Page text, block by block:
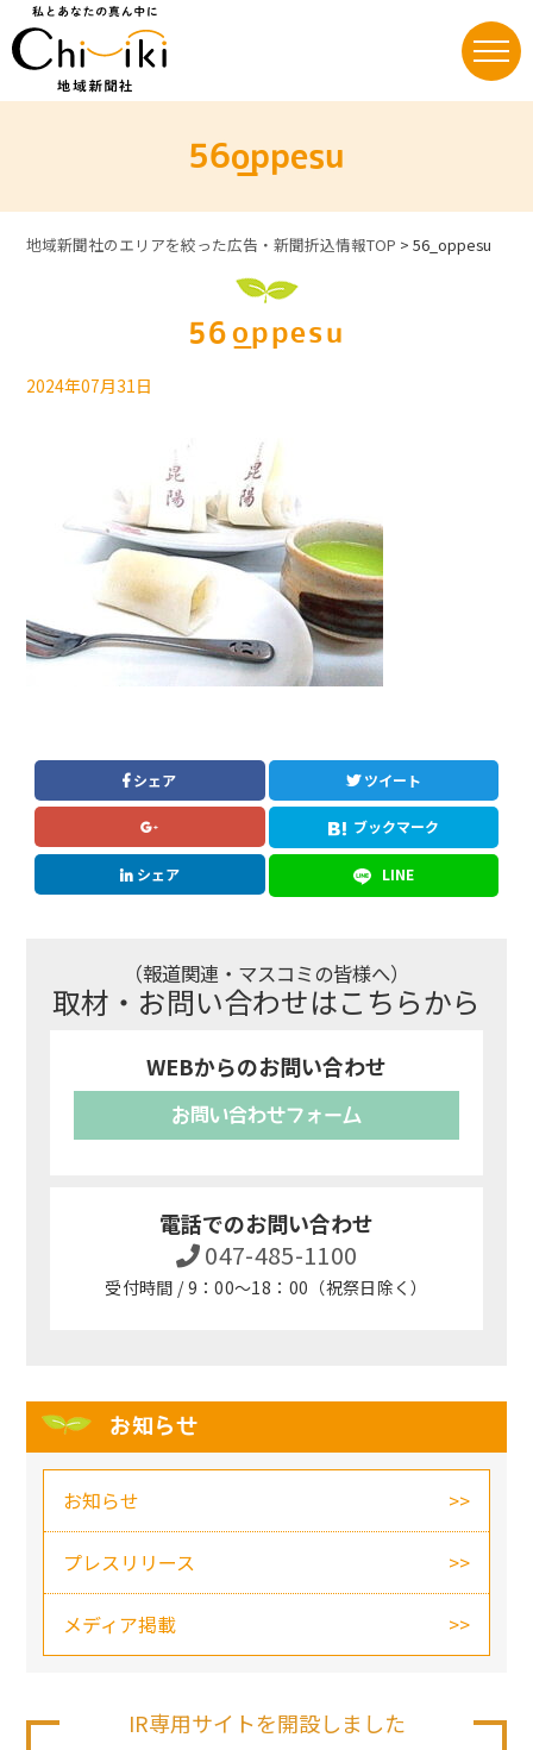
56_oppesu
地域新聞社のエリアを絞った広告・新聞折込情報TOP >56_oppesu
56_oppesu
2024年07月31日
シェア ツイート
ブックマーク
シェア LINE
（報道関連・マスコミの皆様へ）
取材・お問い合わせはこちらから
WEBからのお問い合わせ
お問い合わせフォーム
電話でのお問い合わせ
047-485-1100
受付時間 / 9：00～18：00（祝祭日除く）
お知らせ
お知らせ
プレスリリース
メディア掲載
IR専用サイトを開設しました